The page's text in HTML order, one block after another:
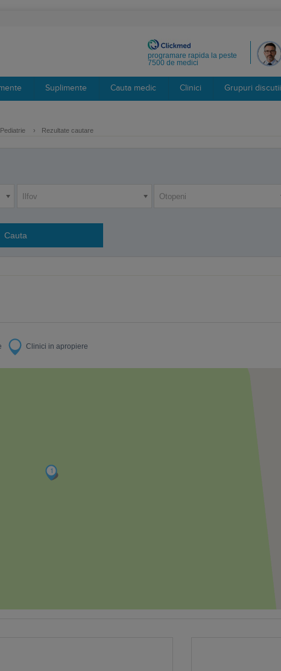
programare rapida la peste
7500 de medici
Suplimente Cauta medic Clinici Grupuri discutii
Pediatrie › Rezultate cautare
Ilfov Otopeni
Clinici in apropiere
1